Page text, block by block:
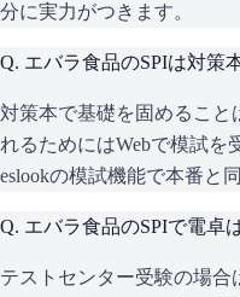
分に実力がつきます。
Q. エバラ食品のSPIは対策
対策本で基礎を固めるこ
れるためにはWebで模試を
eslookの模試機能で本番と
Q. エバラ食品のSPIで電卓
テストセンター受験の場